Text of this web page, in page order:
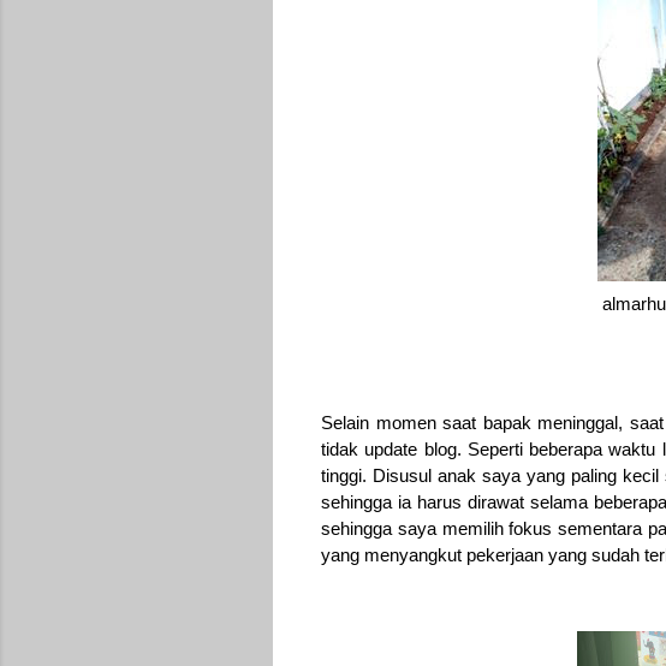
Selain momen saat bapak meninggal,
tidak update blog. Seperti beberapa
tinggi. Disusul anak saya yang paling
sehingga ia harus dirawat selama
sehingga saya memilih fokus sementara
yang menyangkut pekerjaan yang sudah